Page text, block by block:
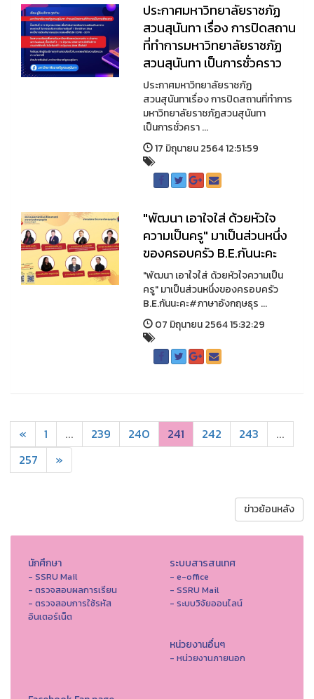
ประกาศมหาวิทยาลัยราชภัฏ
สวนสุนันทา เรื่อง การปิดสถาน
ที่ทำการมหาวิทยาลัยราชภัฏ
สวนสุนันทา เป็นการชั่วคราว
ประกาศมหาวิทยาลัยราชภัฏ
สวนสุนันทาเรื่อง การปิดสถานที่ทำการ
มหาวิทยาลัยราชภัฏสวนสุนันทา
เป็นการชั่วครา ...
17 มิถุนายน 2564 12:51:59
"พัฒนา เอาใจใส่ ด้วยหัวใจ
ความเป็นครู" มาเป็นส่วนหนึ่ง
ของครอบครัว B.E.กันนะคะ
"พัฒนา เอาใจใส่ ด้วยหัวใจความเป็น
ครู" มาเป็นส่วนหนึ่งของครอบครัว
B.E.กันนะคะ#ภาษาอังกฤษธุร ...
07 มิถุนายน 2564 15:32:29
« 1 ... 239 240 241 242 243
...
257
»
ข่าวย้อนหลัง
นักศึกษา
- SSRU Mail
- ตรวจสอบผลการเรียน
- ตรวจสอบการใช้รหัส
อินเตอร์เน็ต
ระบบสารสนเทศ
- e-office
- SSRU Mail
- ระบบวิจัยออนไลน์
หน่วยงานอื่นๆ
- หน่วยงานภายนอก